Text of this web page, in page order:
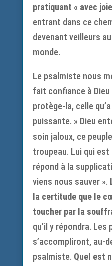
pratiquant « avec
entrant dans ce
devenant veilleurs
monde.
Le psalmiste nous
fait confiance à
protège-la, celle
puissante. » Dieu
soin jaloux, ce
troupeau. Lui qui est
répond à la
viens nous sauver ».
la certitude que le
toucher par la
qu’il y répondra. Les
s’accompliront, au-
psalmiste. Quel est